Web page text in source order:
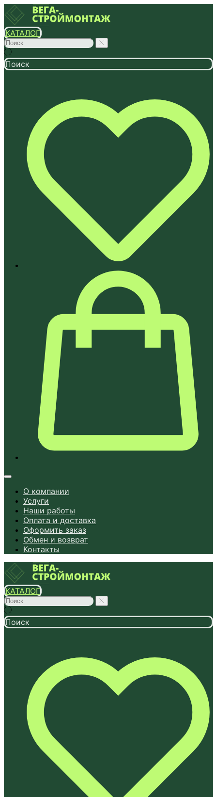
КАТАЛОГ
Поиск
О компании
Услуги
Наши работы
Оплата и доставка
Оформить заказ
Обмен и возврат
Контакты
КАТАЛОГ
Поиск